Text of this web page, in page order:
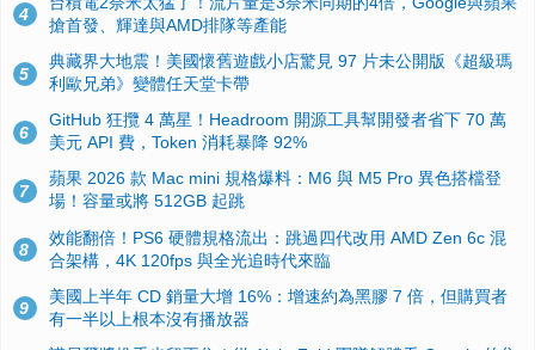
4
搶首發、輝達與AMD排隊等產能
5
典藏界大地震！美國懷舊遊戲小店驚見 97 片未公開版《超級瑪
利歐兄弟》變體任天堂卡帶
6
GitHub 狂攬 4 萬星！Headroom 開源工具幫開發者省下 70 萬
美元 API 費，Token 消耗暴降 92%
7
蘋果 2026 款 Mac mini 規格爆料：M6 與 M5 Pro 異色搭檔登
場！容量或將 512GB 起跳
8
效能翻倍！PS6 硬體規格流出：跳過四代改用 AMD Zen 6c 混
合架構，4K 120fps 與全光追時代來臨
9
美國上半年 CD 銷量大增 16%：增速約為黑膠 7 倍，但購買者
有一半以上根本沒有播放器